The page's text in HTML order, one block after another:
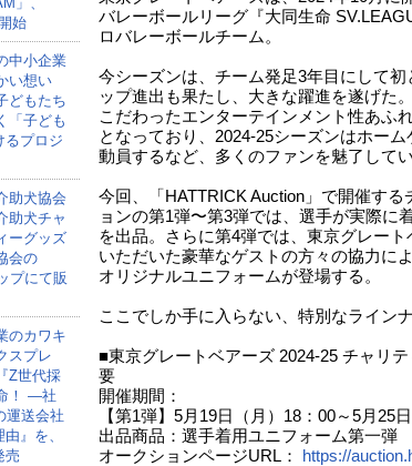
始
中小企業
い想い
どもたち
「子ども
るプロジ
助犬協会
助犬チャ
ーグッズ
会の
プにて販
のカワキ
スプレ
Z世代採
！ ―社
運送会社
』を、
売
バレーボールリーグ『大同生命
ロバレーボールチーム。
今シーズンは、チーム発足3年目にして
ップ進出も果たし、大きな躍進を遂げた
こだわったエンターテインメント性あふ
となっており、2024-25シーズンはホー
動員するなど、多くのファンを魅了してい
今回、「HATTRICK Auction」で開催する
ョンの第1弾〜第3弾では、選手が実際に
を出品。さらに第4弾では、東京グレー
いただいた豪華なゲストの方々の協力に
オリジナルユニフォームが登場する。
ここでしか手に入らない、特別なライン
■東京グレートベアーズ 2024-25 チャリ
要
開催期間：
【第1弾】5月19日（月）18：00～5月25
出品商品：選手着用ユニフォーム第一弾
オークションページURL：
https://